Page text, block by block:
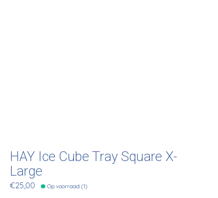
HAY Ice Cube Tray Square X-
Large
€25,00 Op voorraad (1)